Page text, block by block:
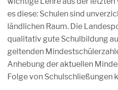
es diese: Schulen sind
ländlichen Raum. Die
qualitativ gute Schulbildung
geltenden
Anhebung der aktuellen
Folge von Schulschließungen